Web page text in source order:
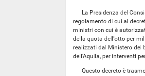
La Presidenza del
regolamento di cui al
ministri con cui è
della quota dell'otto per
realizzati dal Ministero dei
dell'Aquila, per interventi
Questo decreto è